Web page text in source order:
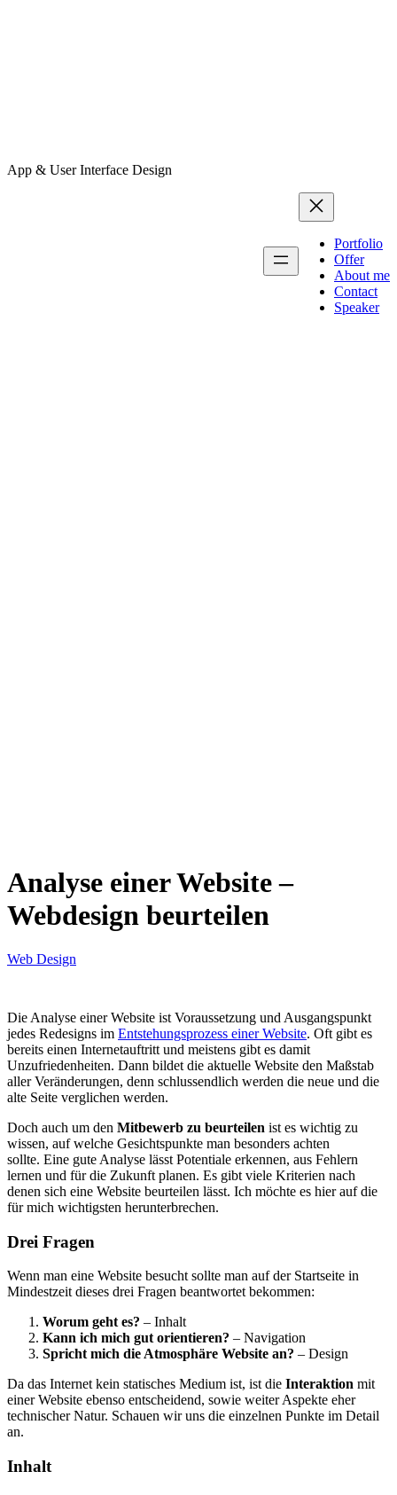
App & User Interface Design
Portfolio
Offer
About me
Contact
Speaker
Analyse einer Website –
Webdesign beurteilen
Web Design
Die Analyse einer Website ist Voraussetzung und Ausgangspunkt
jedes Redesigns im Entstehungsprozess einer Website. Oft gibt es
bereits einen Internetauftritt und meistens gibt es damit
Unzufriedenheiten. Dann bildet die aktuelle Website den Maßstab
aller Veränderungen, denn schlussendlich werden die neue und die
alte Seite verglichen werden.
Doch auch um den Mitbewerb zu beurteilen ist es wichtig zu
wissen, auf welche Gesichtspunkte man besonders achten
sollte. Eine gute Analyse lässt Potentiale erkennen, aus Fehlern
lernen und für die Zukunft planen. Es gibt viele Kriterien nach
denen sich eine Website beurteilen lässt. Ich möchte es hier auf die
für mich wichtigsten herunterbrechen.
Drei Fragen
Wenn man eine Website besucht sollte man auf der Startseite in
Mindestzeit dieses drei Fragen beantwortet bekommen:
Worum geht es? – Inhalt
Kann ich mich gut orientieren? – Navigation
Spricht mich die Atmosphäre Website an? – Design
Da das Internet kein statisches Medium ist, ist die Interaktion mit
einer Website ebenso entscheidend, sowie weiter Aspekte eher
technischer Natur. Schauen wir uns die einzelnen Punkte im Detail
an.
Inhalt